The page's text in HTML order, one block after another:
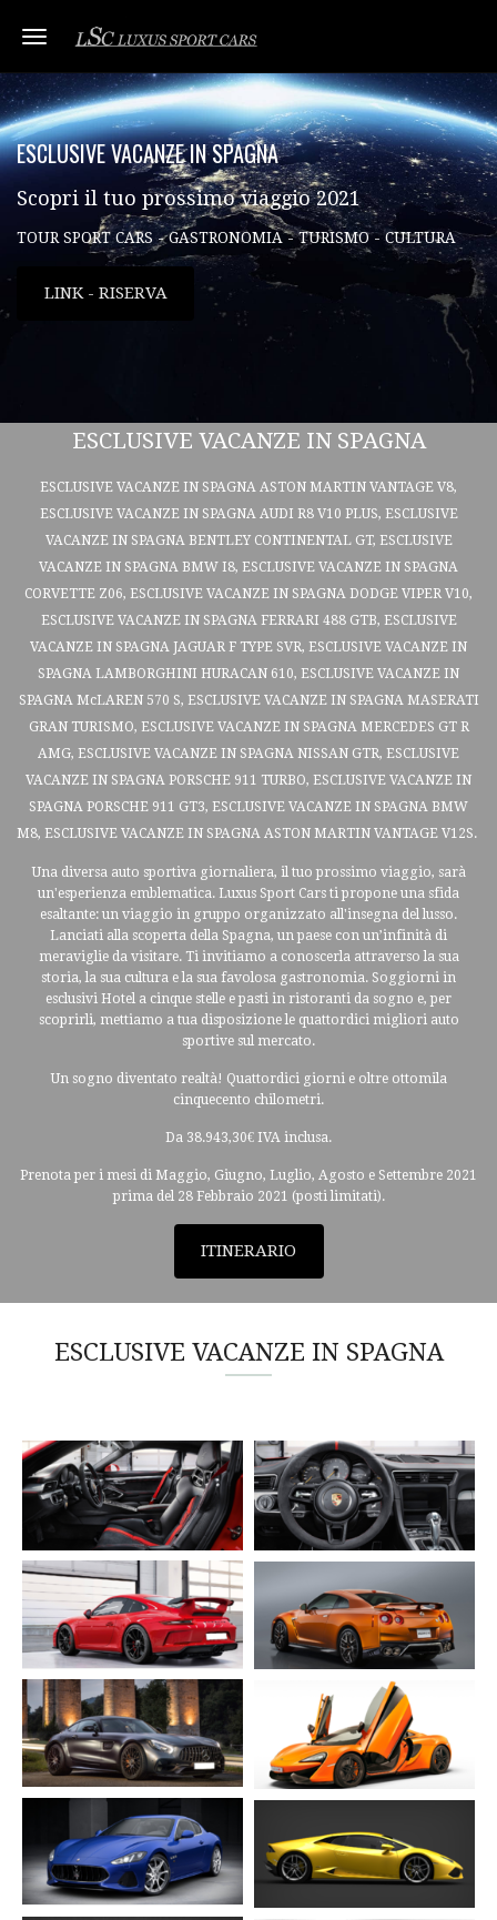
Toggle navigation
ESCLUSIVE VACANZE IN SPAGNA
Scopri il tuo prossimo viaggio 2021
TOUR SPORT CARS - GASTRONOMIA - TURISMO - CULTURA
LINK - RISERVA
ESCLUSIVE VACANZE IN SPAGNA
ESCLUSIVE VACANZE IN SPAGNA ASTON MARTIN VANTAGE V8,
ESCLUSIVE VACANZE IN SPAGNA AUDI R8 V10 PLUS, ESCLUSIVE
VACANZE IN SPAGNA BENTLEY CONTINENTAL GT, ESCLUSIVE
VACANZE IN SPAGNA BMW I8, ESCLUSIVE VACANZE IN SPAGNA
CORVETTE Z06, ESCLUSIVE VACANZE IN SPAGNA DODGE VIPER V10,
ESCLUSIVE VACANZE IN SPAGNA FERRARI 488 GTB, ESCLUSIVE
VACANZE IN SPAGNA JAGUAR F TYPE SVR, ESCLUSIVE VACANZE IN
SPAGNA LAMBORGHINI HURACAN 610, ESCLUSIVE VACANZE IN
SPAGNA McLAREN 570 S, ESCLUSIVE VACANZE IN SPAGNA MASERATI
GRAN TURISMO, ESCLUSIVE VACANZE IN SPAGNA MERCEDES GT R
AMG, ESCLUSIVE VACANZE IN SPAGNA NISSAN GTR, ESCLUSIVE
VACANZE IN SPAGNA PORSCHE 911 TURBO, ESCLUSIVE VACANZE IN
SPAGNA PORSCHE 911 GT3, ESCLUSIVE VACANZE IN SPAGNA BMW
M8, ESCLUSIVE VACANZE IN SPAGNA ASTON MARTIN VANTAGE V12S.
Una diversa auto sportiva giornaliera, il tuo prossimo viaggio, sarà
un'esperienza emblematica. Luxus Sport Cars ti propone una sfida
esaltante: un viaggio in gruppo organizzato all'insegna del lusso.
Lanciati alla scoperta della Spagna, un paese con un’infinità di
meraviglie da visitare. Ti invitiamo a conoscerla attraverso la sua
storia, la sua cultura e la sua favolosa gastronomia. Soggiorni in
esclusivi Hotel a cinque stelle e pasti in ristoranti da sogno e, per
scoprirli, mettiamo a tua disposizione le quattordici migliori auto
sportive sul mercato.
Un sogno diventato realtà! Quattordici giorni e oltre ottomila
cinquecento chilometri.
Da 38.943,30€ IVA inclusa.
Prenota per i mesi di Maggio, Giugno, Luglio, Agosto e Settembre 2021
prima del 28 Febbraio 2021 (posti limitati).
ITINERARIO
ESCLUSIVE VACANZE IN SPAGNA